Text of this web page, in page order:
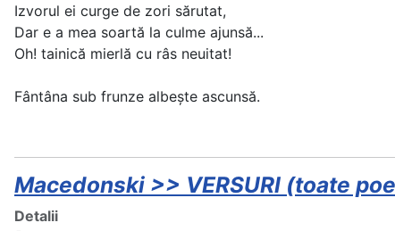
Izvorul ei curge de zori sărutat,
Dar e a mea soartă la culme ajunsă...
Oh! tainică mierlă cu râs neuitat!
Fântâna sub frunze albeşte ascunsă.
Macedonski >> VERSURI (toate
Detalii